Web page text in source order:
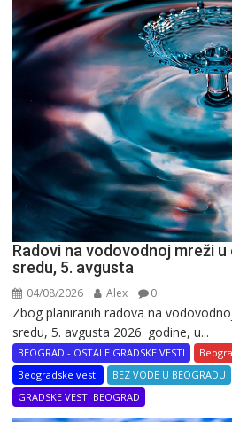
Radovi na vodovodnoj mreži
sredu, 5. avgusta
04/08/2026 Alex 0
Zbog planiranih radova na
sredu, 5. avgusta 2026. godine, u...
BEOGRAD - OSTALE GRADSKE VESTI
Beogradske vesti
BEZ VODE U BEOGRADU
GRADSKE VESTI BEOGRAD